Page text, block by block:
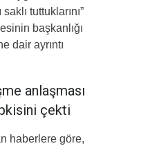
tuttuklarını”
başkanlığı
dair ayrıntı
anlaşması
çekti
haberlere göre,